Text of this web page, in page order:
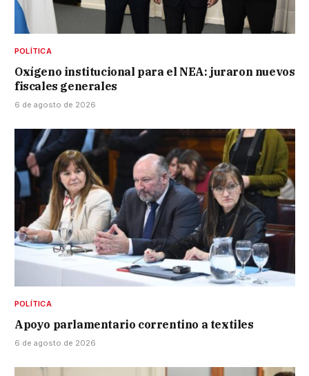
POLÍTICA
Oxígeno institucional para el NEA: juraron nuevos
fiscales generales
6 de agosto de 2026
POLÍTICA
Apoyo parlamentario correntino a textiles
6 de agosto de 2026